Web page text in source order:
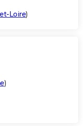
Loire)
)